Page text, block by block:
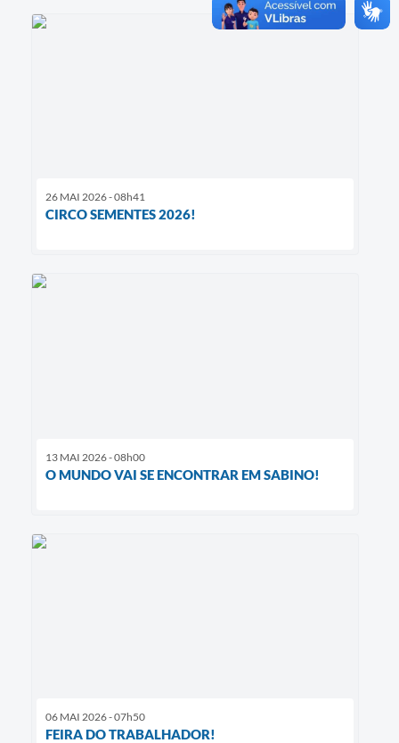
26 MAI 2026 - 08h41
CIRCO SEMENTES 2026!
13 MAI 2026 - 08h00
O MUNDO VAI SE ENCONTRAR EM SABINO!
06 MAI 2026 - 07h50
FEIRA DO TRABALHADOR!